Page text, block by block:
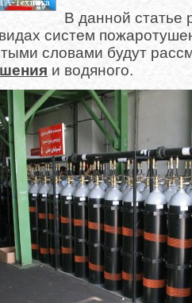
В данной статье
систем
словами будут
и водяного.